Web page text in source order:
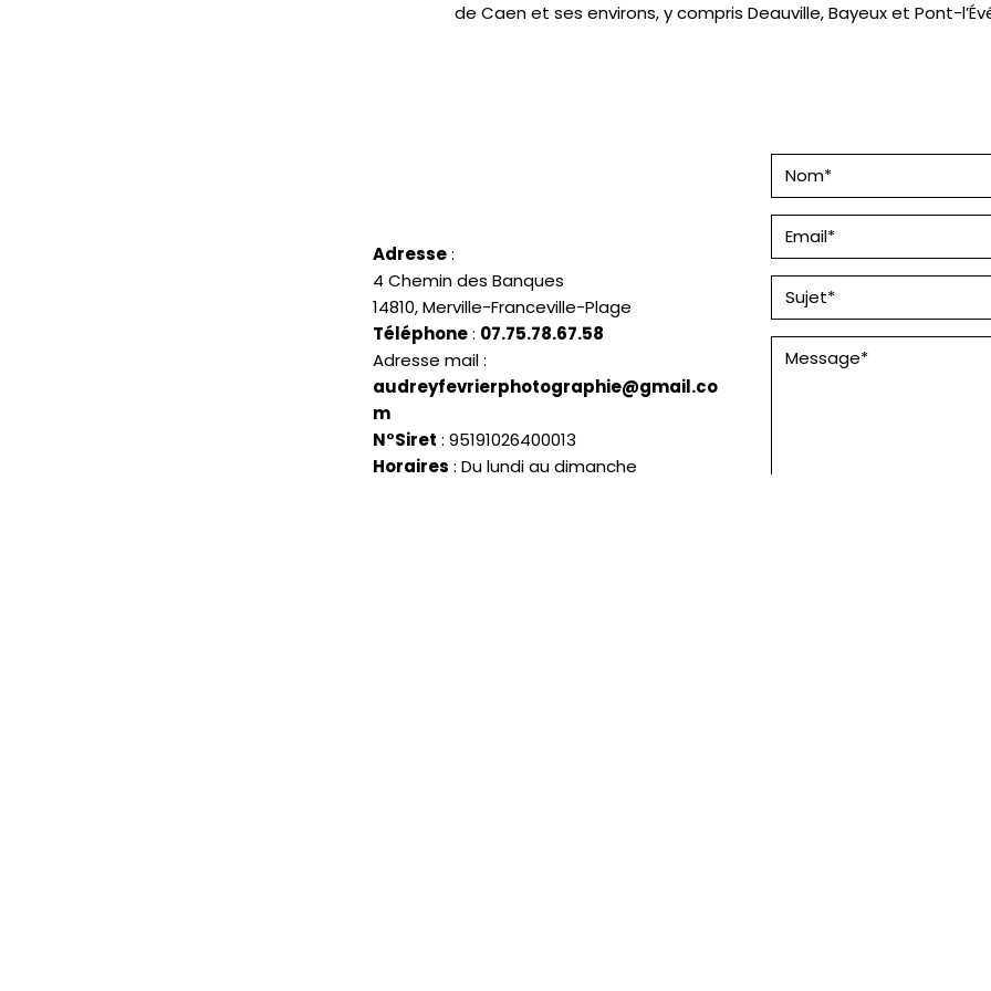
de Caen et ses environs, y compris Deauville, Bayeux et Pont-
Adresse:
4 Chemin des Banques
14810, Merville-Franceville-Plage
Téléphone: 07.75.78.67.58
Adresse mail :
audreyfevrierphotographie@gmail.co
m
N°Siret : 95191026400013
Horaires : Du lundi au dimanche